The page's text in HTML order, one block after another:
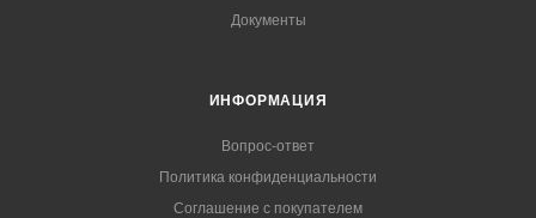
Документы
ИНФОРМАЦИЯ
Вопрос-ответ
Политика конфиденциальности
Соглашение с покупателем